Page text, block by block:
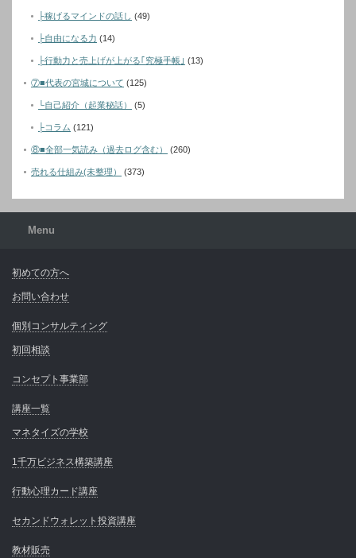
├稼げるマインドの話し (49)
├自由になる力 (14)
├行動力と売上げが上がる｢究極手帳｣ (13)
⑦■代表の宮城について (125)
└自己紹介（起業秘話） (5)
├コラム (121)
⑧■全部一気読み（過去ログ含む） (260)
売れる仕組み(未整理） (373)
Menu
初めての方へ
お問い合わせ
個別コンサルティング
初回相談
コンセプト事業部
講座一覧
マネタイズの学校
1千万ビジネス構築講座
行動心理カード講座
セカンドウォレット投資講座
教材販売